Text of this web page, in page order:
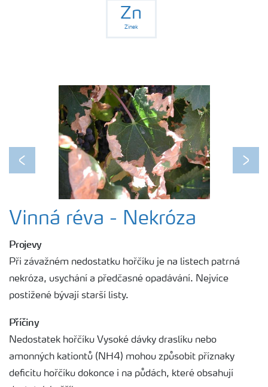
Zn
Zinek
Previous Next
Vinná réva - Nekróza
Projevy
Při závažném nedostatku hořčíku je na listech patrná
nekróza, usychání a předčasné opadávání. Nejvíce
postižené bývají starší listy.
Příčiny
Nedostatek hořčíku Vysoké dávky draslíku nebo
amonných kationtů (NH4) mohou způsobit příznaky
deficitu hořčíku dokonce i na půdách, které obsahují